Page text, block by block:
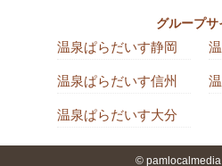
グループサ
温泉ぱらだいす静岡
温泉ぱらだいす信州
温泉ぱらだいす大分
© pamlocalmedia